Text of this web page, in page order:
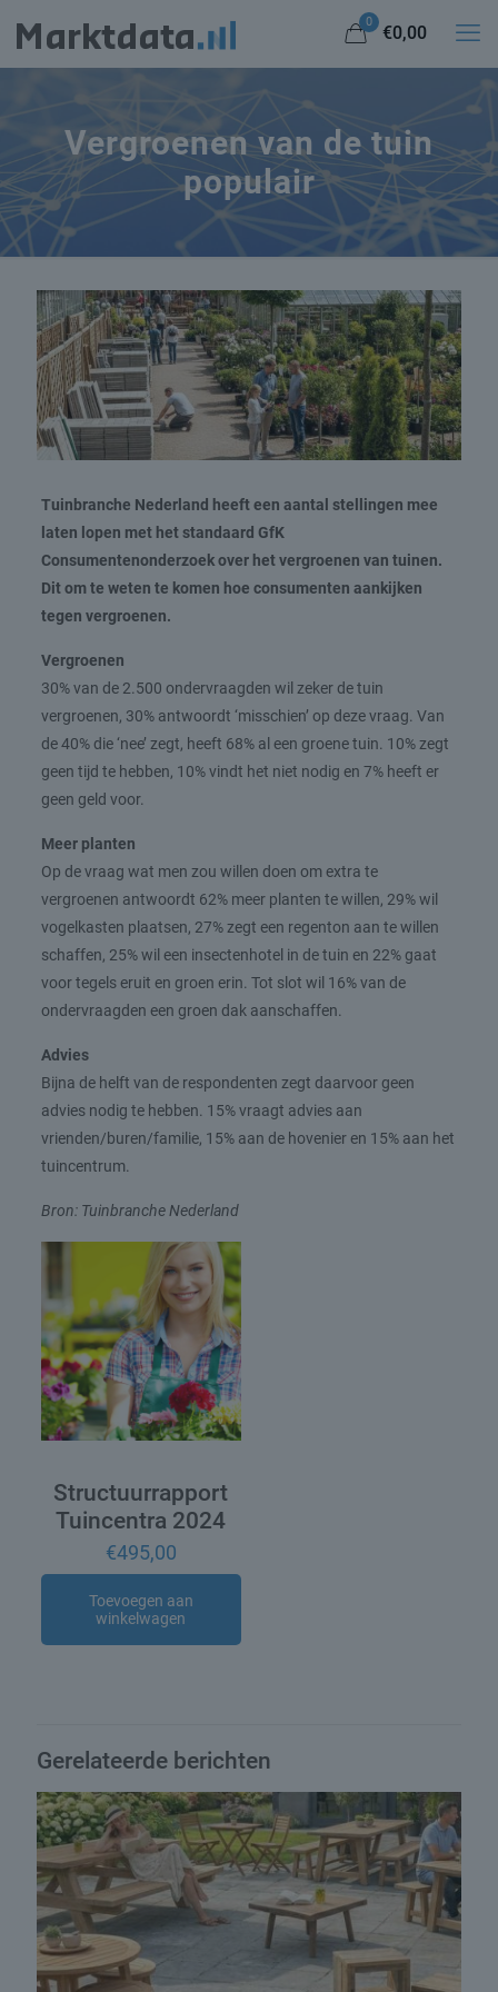
0
€0,00
Vergroenen van de tuin
populair
Tuinbranche Nederland heeft een aantal stellingen mee
laten lopen met het standaard GfK
Consumentenonderzoek over het vergroenen van tuinen.
Dit om te weten te komen hoe consumenten aankijken
tegen vergroenen.
Vergroenen
30% van de 2.500 ondervraagden wil zeker de tuin
vergroenen, 30% antwoordt ‘misschien’ op deze vraag. Van
de 40% die ‘nee’ zegt, heeft 68% al een groene tuin. 10% zegt
geen tijd te hebben, 10% vindt het niet nodig en 7% heeft er
geen geld voor.
Meer planten
Op de vraag wat men zou willen doen om extra te
vergroenen antwoordt 62% meer planten te willen, 29% wil
vogelkasten plaatsen, 27% zegt een regenton aan te willen
schaffen, 25% wil een insectenhotel in de tuin en 22% gaat
voor tegels eruit en groen erin. Tot slot wil 16% van de
ondervraagden een groen dak aanschaffen.
Advies
Bijna de helft van de respondenten zegt daarvoor geen
advies nodig te hebben. 15% vraagt advies aan
vrienden/buren/familie, 15% aan de hovenier en 15% aan het
tuincentrum.
Bron: Tuinbranche Nederland
Structuurrapport
Tuincentra 2024
€495,00
Toevoegen aan
winkelwagen
Gerelateerde berichten